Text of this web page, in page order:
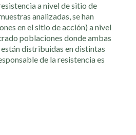
a nivel de sitio de
analizadas, se han
en el sitio de acción) a nivel
poblaciones donde ambas
distribuidas en distintas
de la resistencia es